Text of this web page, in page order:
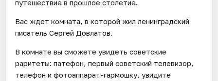
путешествие в прошлое столетие.
Вас ждет комната, в которой жил ленинградский
писатель Сергей Довлатов.
В комнате вы сможете увидеть советские
раритеты: патефон, первый советский телевизор,
телефон и фотоаппарат-гармошку, увидите